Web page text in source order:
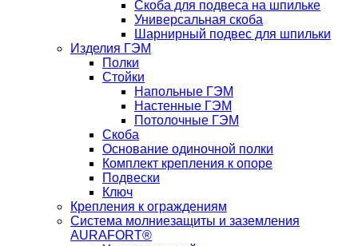
Скоба для подвеса на шпильке
Универсальная скоба
Шарнирный подвес для шпильки
Изделия ГЭМ
Полки
Стойки
Напольные ГЭМ
Настенные ГЭМ
Потолочные ГЭМ
Скоба
Основание одиночной полки
Комплект крепления к опоре
Подвески
Ключ
Крепления к ограждениям
Система молниезащиты и заземления
AURAFORT®